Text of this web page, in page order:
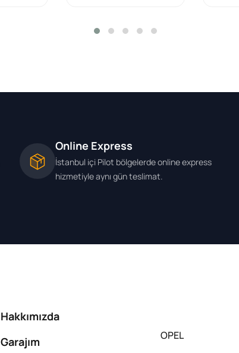
Online Express
İstanbul içi Pilot bölgelerde online express
hizmetiyle aynı gün teslimat.
Hakkımızda
Garajım
OPEL